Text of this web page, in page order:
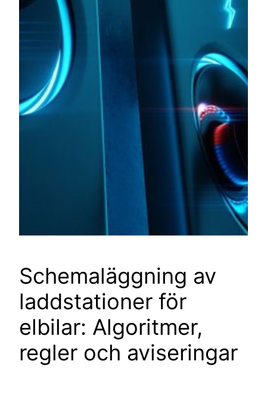
Schemaläggning av
laddstationer för
elbilar: Algoritmer,
regler och aviseringar